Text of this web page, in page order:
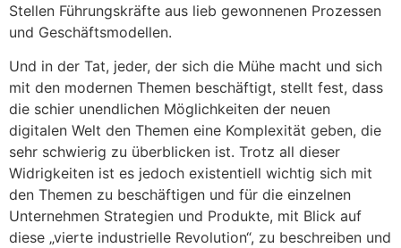
Stellen Führungskräfte aus lieb gewonnenen Prozessen
und Geschäftsmodellen.
Und in der Tat, jeder, der sich die Mühe macht und sich
mit den modernen Themen beschäftigt, stellt fest, dass
die schier unendlichen Möglichkeiten der neuen
digitalen Welt den Themen eine Komplexität geben, die
sehr schwierig zu überblicken ist. Trotz all dieser
Widrigkeiten ist es jedoch existentiell wichtig sich mit
den Themen zu beschäftigen und für die einzelnen
Unternehmen Strategien und Produkte, mit Blick auf
diese „vierte industrielle Revolution“, zu beschreiben und